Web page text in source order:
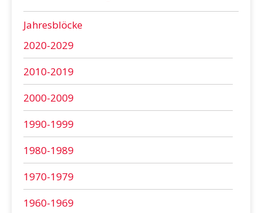
Jahresblöcke
2020-2029
2010-2019
2000-2009
1990-1999
1980-1989
1970-1979
1960-1969